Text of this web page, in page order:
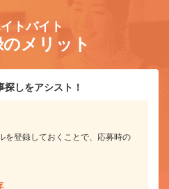
トバイト
メリット
しをアシスト！
を登録しておくことで、応募時の